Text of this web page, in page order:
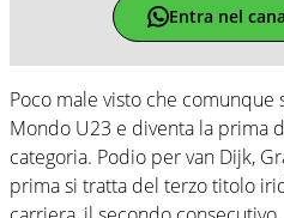
Entra nel
Poco male visto che comunque
Mondo U23 e diventa la prima
categoria. Podio per van Dijk,
prima si tratta del terzo titolo